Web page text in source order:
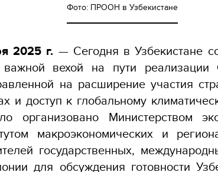
Фото: ПРООН в Узбекистане
2025 г. — Сегодня в Узбекистане
вехой на пути реализации
на расширение участия
и доступ к глобальному
организовано Министерством
макроэкономических и
государственных,
для обсуждения готовности